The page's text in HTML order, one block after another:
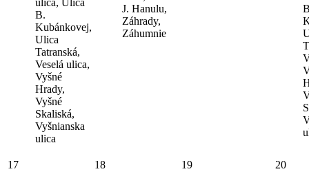
ulica, Ulica
B.
Kubánkovej,
Ulica
Tatranská,
Veselá ulica,
Vyšné
Hrady,
Vyšné
Skaliská,
Vyšnianska
ulica
J. Hanulu,
Záhrady,
Záhumnie
17 18 19 20